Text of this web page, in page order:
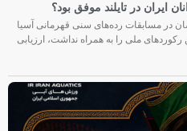
ایران در تایلند موفق بود؟
در مسابقات رده‌های سنی قهرمانی آسیا
رکوردهای ملی را به همراه نداشت، ارزیابی